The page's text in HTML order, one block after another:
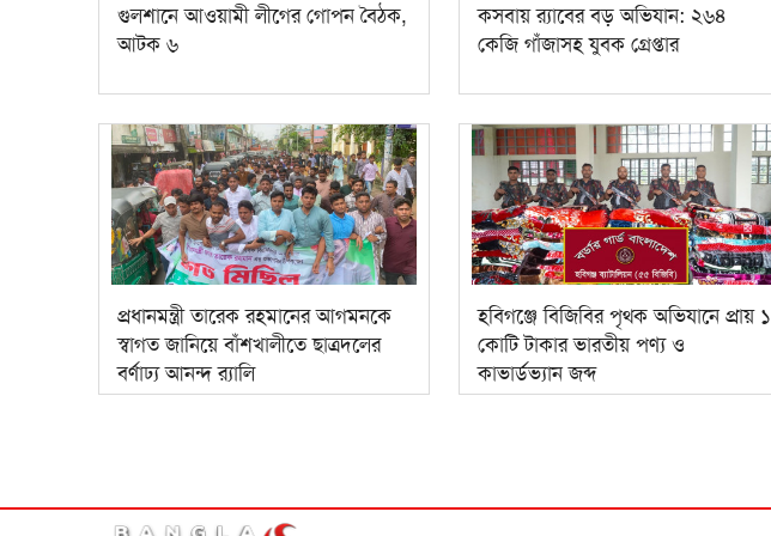
গুলশানে আওয়ামী লীগের গোপন বৈঠক,
আটক ৬
কসবায় র‍্যাবের বড় অভিযান: ২৬৪
কেজি গাঁজাসহ যুবক গ্রেপ্তার
প্রধানমন্ত্রী তারেক রহমানের আগমনকে
স্বাগত জানিয়ে বাঁশখালীতে ছাত্রদলের
বর্ণাঢ্য আনন্দ র‍্যালি
হবিগঞ্জে বিজিবির পৃথক অভিযানে প্রায় ১
কোটি টাকার ভারতীয় পণ্য ও
কাভার্ডভ্যান জব্দ